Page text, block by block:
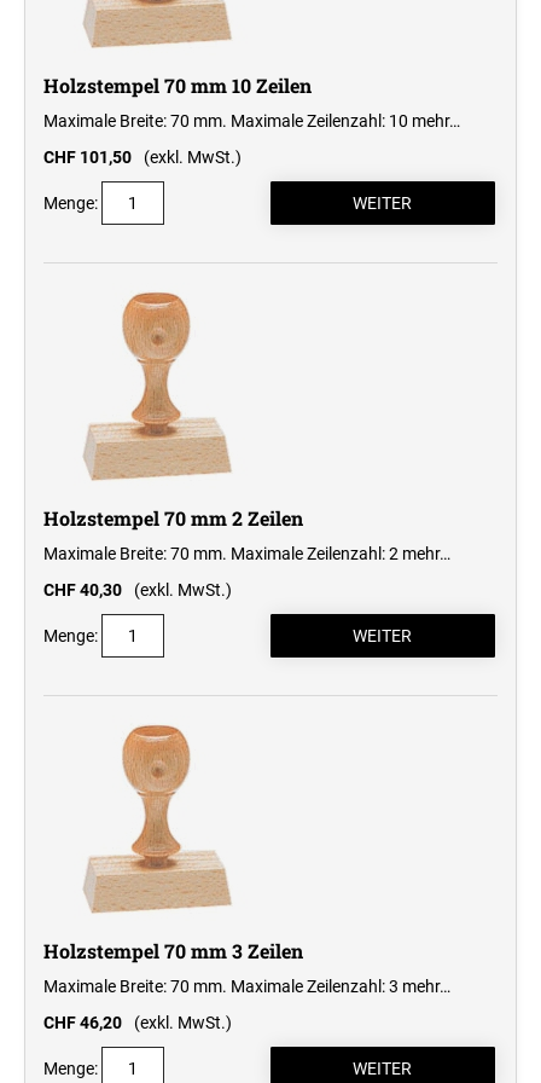
Professional Line
STEMPELKISSEN
ERSATZKISSEN REINER
Holzstempel 70 mm 10 Zeilen
Maximale Breite: 70 mm. Maximale Zeilenzahl: 10 mehr…
CHF 101,50
(exkl. MwSt.)
Menge:
Holzstempel 70 mm 2 Zeilen
Maximale Breite: 70 mm. Maximale Zeilenzahl: 2 mehr…
CHF 40,30
(exkl. MwSt.)
Menge:
Holzstempel 70 mm 3 Zeilen
Maximale Breite: 70 mm. Maximale Zeilenzahl: 3 mehr…
CHF 46,20
(exkl. MwSt.)
Menge: